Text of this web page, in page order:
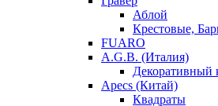
Аблой
Крестовые,
FUARO
A.G.B. (Италия)
Декоративный
Apecs (Китай)
Квадраты